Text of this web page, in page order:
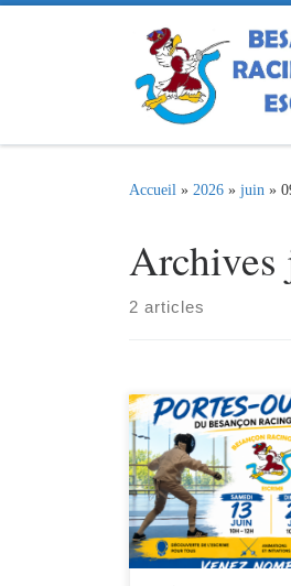
Passer au contenu
Accueil » 2026 » juin »
Archives
2 articles
Le samedi 13 juin et
juin, viens découvrir
notre salle d’Armes
Portes-Ouvertes
partir de 4 ans,
notre salle d’escrime
portes de 10h à 12h